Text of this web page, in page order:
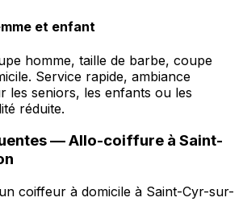
et enfant
homme, taille de barbe, coupe
Service rapide, ambiance
les seniors, les enfants ou les
réduite.
—Allo-coiffure à Saint-
coiffeur à domicile à Saint-Cyr-sur-